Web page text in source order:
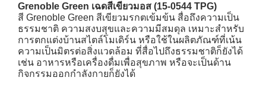
Grenoble Green เฉดสีเขียวมอส (15-0544 TPG)
สี Grenoble Green สีเขียวมรกตเข้มข้น สื่อถึงความเป็น
ธรรมชาติ ความสงบสุขและความมีสมดุล เหมาะสำหรับ
การตกแต่งบ้านสไตล์โมเดิร์น หรือใช้ในผลิตภัณฑ์ที่เน้น
ความเป็นมิตรต่อสิ่งแวดล้อม ที่สื่อไปถึงธรรมชาติก็ยังได้
เช่น อาหารหรือเครื่องดื่มเพื่อสุขภาพ หรือจะเป็นด้าน
กิจกรรมออกกำลังกายก็ยังได้